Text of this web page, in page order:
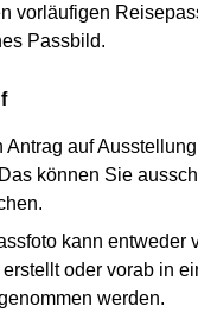
vorläufigen
Passbild.
Antrag auf
können Sie
kann entweder
oder vorab in
werden.